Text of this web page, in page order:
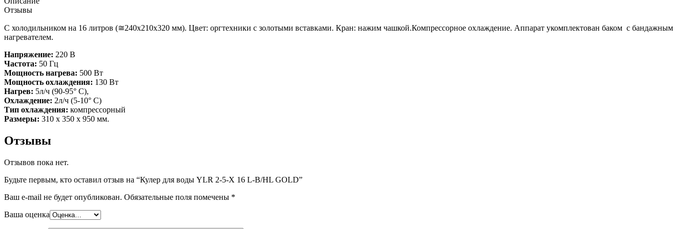
Отзывы
C холодильником на 16 литров (≅240х210х320 мм). Цвет: оргтехники с золотыми вставками. Кран: нажим чашкой.Компрессорное охлаждение. Аппарат укомплектован баком с бандажным
нагревателем.
Напряжение: 220 В
Частота: 50 Гц
Мощность нагрева: 500 Вт
Мощность охлаждения: 130 Вт
Нагрев: 5л/ч (90-95° С),
Охлаждение: 2л/ч (5-10° С)
Тип охлаждения: компрессорный
Размеры: 310 х 350 х 950 мм.
Отзывы
Отзывов пока нет.
Будьте первым, кто оставил отзыв на “Кулер для воды YLR 2-5-X 16 L-B/HL GOLD”
Ваш e-mail не будет опубликован. Обязательные поля помечены *
Ваша оценка